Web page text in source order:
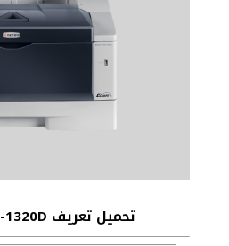
تحميل تعريف FS-1320D بالضغط هنا